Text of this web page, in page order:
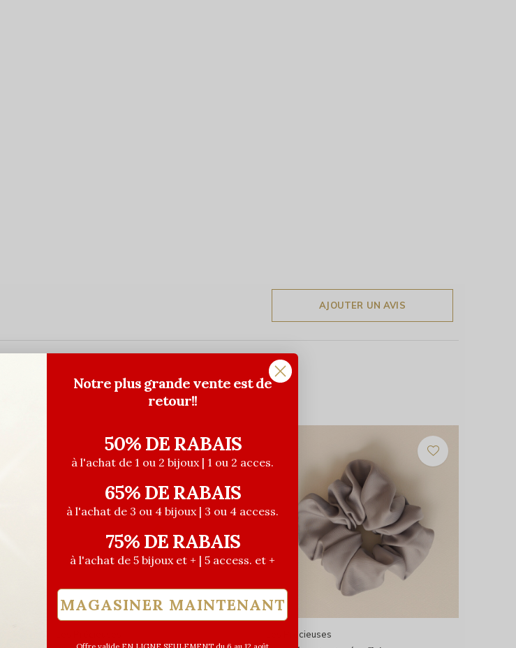
AJOUTER UN AVIS
Les Précieuses
Notre plus grande vente est de
retour!!
50% DE RABAIS
à l'achat de 1 ou 2 bijoux | 1 ou 2 acces.
65% DE RABAIS
à l'achat de 3 ou 4 bijoux | 3 ou 4 access.
75% DE RABAIS
à l'achat de 5 bijoux et + | 5 access. et +
MAGASINER MAINTENANT